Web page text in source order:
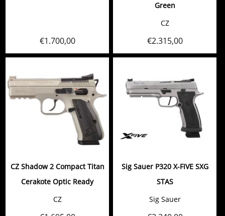
€1.700,00
Green
CZ
€2.315,00
CZ Shadow 2 Compact Titan
Cerakote Optic Ready
CZ
Sig Sauer P320 X-FIVE SXG
STAS
Sig Sauer